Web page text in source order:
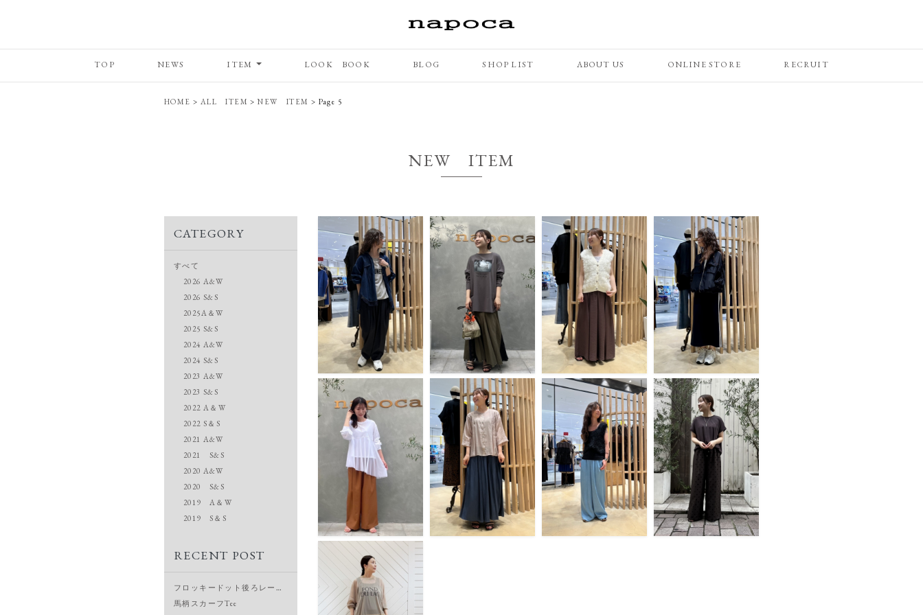
TOP NEWS ITEM LOOK BOOK BLOG SHOP LIST ABOUT US ONLINE STORE RECRUIT
HOME > ALL ITEM >NEW ITEM > Page 5
NEW ITEM
CATEGORY
すべて
2026 A&W
2026 S&S
2025A＆W
2025 S&S
2024 A&W
2024 S&S
2023 A&W
2023 S&S
2022 A＆W
2022 S＆S
2021 A&W
2021 S&S
2020 A&W
2020 S&S
2019 A＆W
2019 S＆S
RECENT POST
フロッキードット後ろレースドルマンシャツ
馬柄スカーフTee